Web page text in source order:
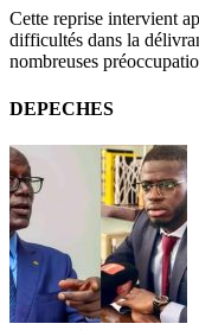
Cette reprise intervient
difficultés dans la
nombreuses
DEPECHES